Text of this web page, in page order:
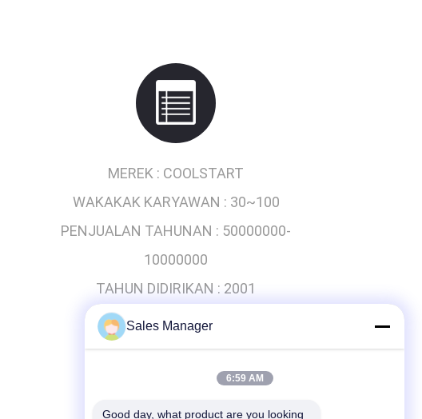
MEREK : COOLSTART
WAKAKAK KARYAWAN : 30~100
PENJUALAN TAHUNAN : 50000000-
10000000
TAHUN DIDIRIKAN : 2001
EKSPOR P.C :
Sales Manager
6:59 AM
Good day, what product are you looking